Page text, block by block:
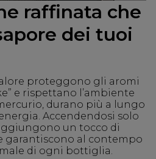
raffinata che
dei tuoi
proteggono gli aromi
e rispettano l’ambiente
durano più a lungo
Accendendosi solo
un tocco di
garantiscono al contempo
di ogni bottiglia.